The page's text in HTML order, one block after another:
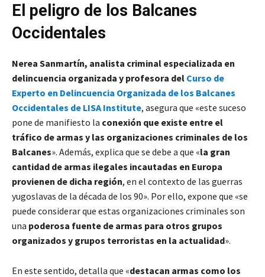
El peligro de los Balcanes
Occidentales
Nerea Sanmartín, analista criminal especializada en
delincuencia organizada y profesora del Curso de
Experto en Delincuencia Organizada de los Balcanes
Occidentales de LISA Institute, asegura que «este suceso
pone de manifiesto la conexión que existe entre el
tráfico de armas y las organizaciones criminales de los
Balcanes». Además, explica que se debe a que «la gran
cantidad de armas ilegales incautadas en Europa
provienen de dicha región, en el contexto de las guerras
yugoslavas de la década de los 90». Por ello, expone que «se
puede considerar que estas organizaciones criminales son
una poderosa fuente de armas para otros grupos
organizados y grupos terroristas en la actualidad».
En este sentido, detalla que «destacan armas como los